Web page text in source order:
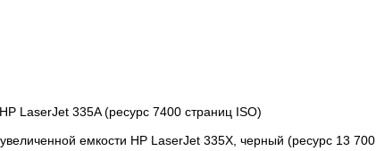
LaserJet 335A (ресурс 7400 страниц ISO)
емкости HP LaserJet 335X, черный (ресурс 13 700